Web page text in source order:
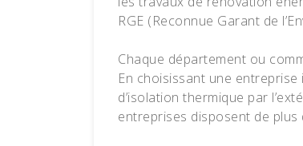
RGE (Reconnue Garant de
Chaque département ou
En choisissant une
d’isolation thermique par
entreprises disposent de plus